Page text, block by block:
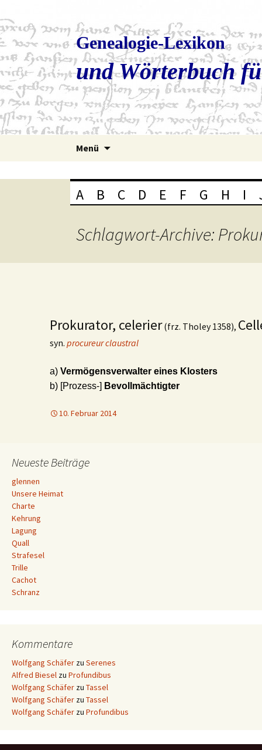
Genealogie-Lexikon
und Wörterbuch
Menü
A B C D E F G H I
Schlagwort-Archive:
Prokurator, celerier(frz. Tholey 1358),
syn. procureur claustral
a) Vermögensverwalter eines Klosters
b) [Prozess-] Bevollmächtigter
10. Februar 2014
Neueste Beiträge
glennen
Unsere Heimat
Charte
Kehrung
Lagung
Quall
Strafesel
Trille
Cachot
Schranz
Kommentare
Wolfgang Schäfer zu Serenes
Alfred Biesel zu Profundibus
Wolfgang Schäfer zu Tassel
Wolfgang Schäfer zu Tassel
Wolfgang Schäfer zu Profundibus